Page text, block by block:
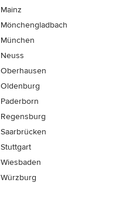
Mainz
Mönchen­gladbach
München
Neuss
Oberhausen
Oldenburg
Paderborn
Regensburg
Saarbrücken
Stuttgart
Wiesbaden
Würzburg